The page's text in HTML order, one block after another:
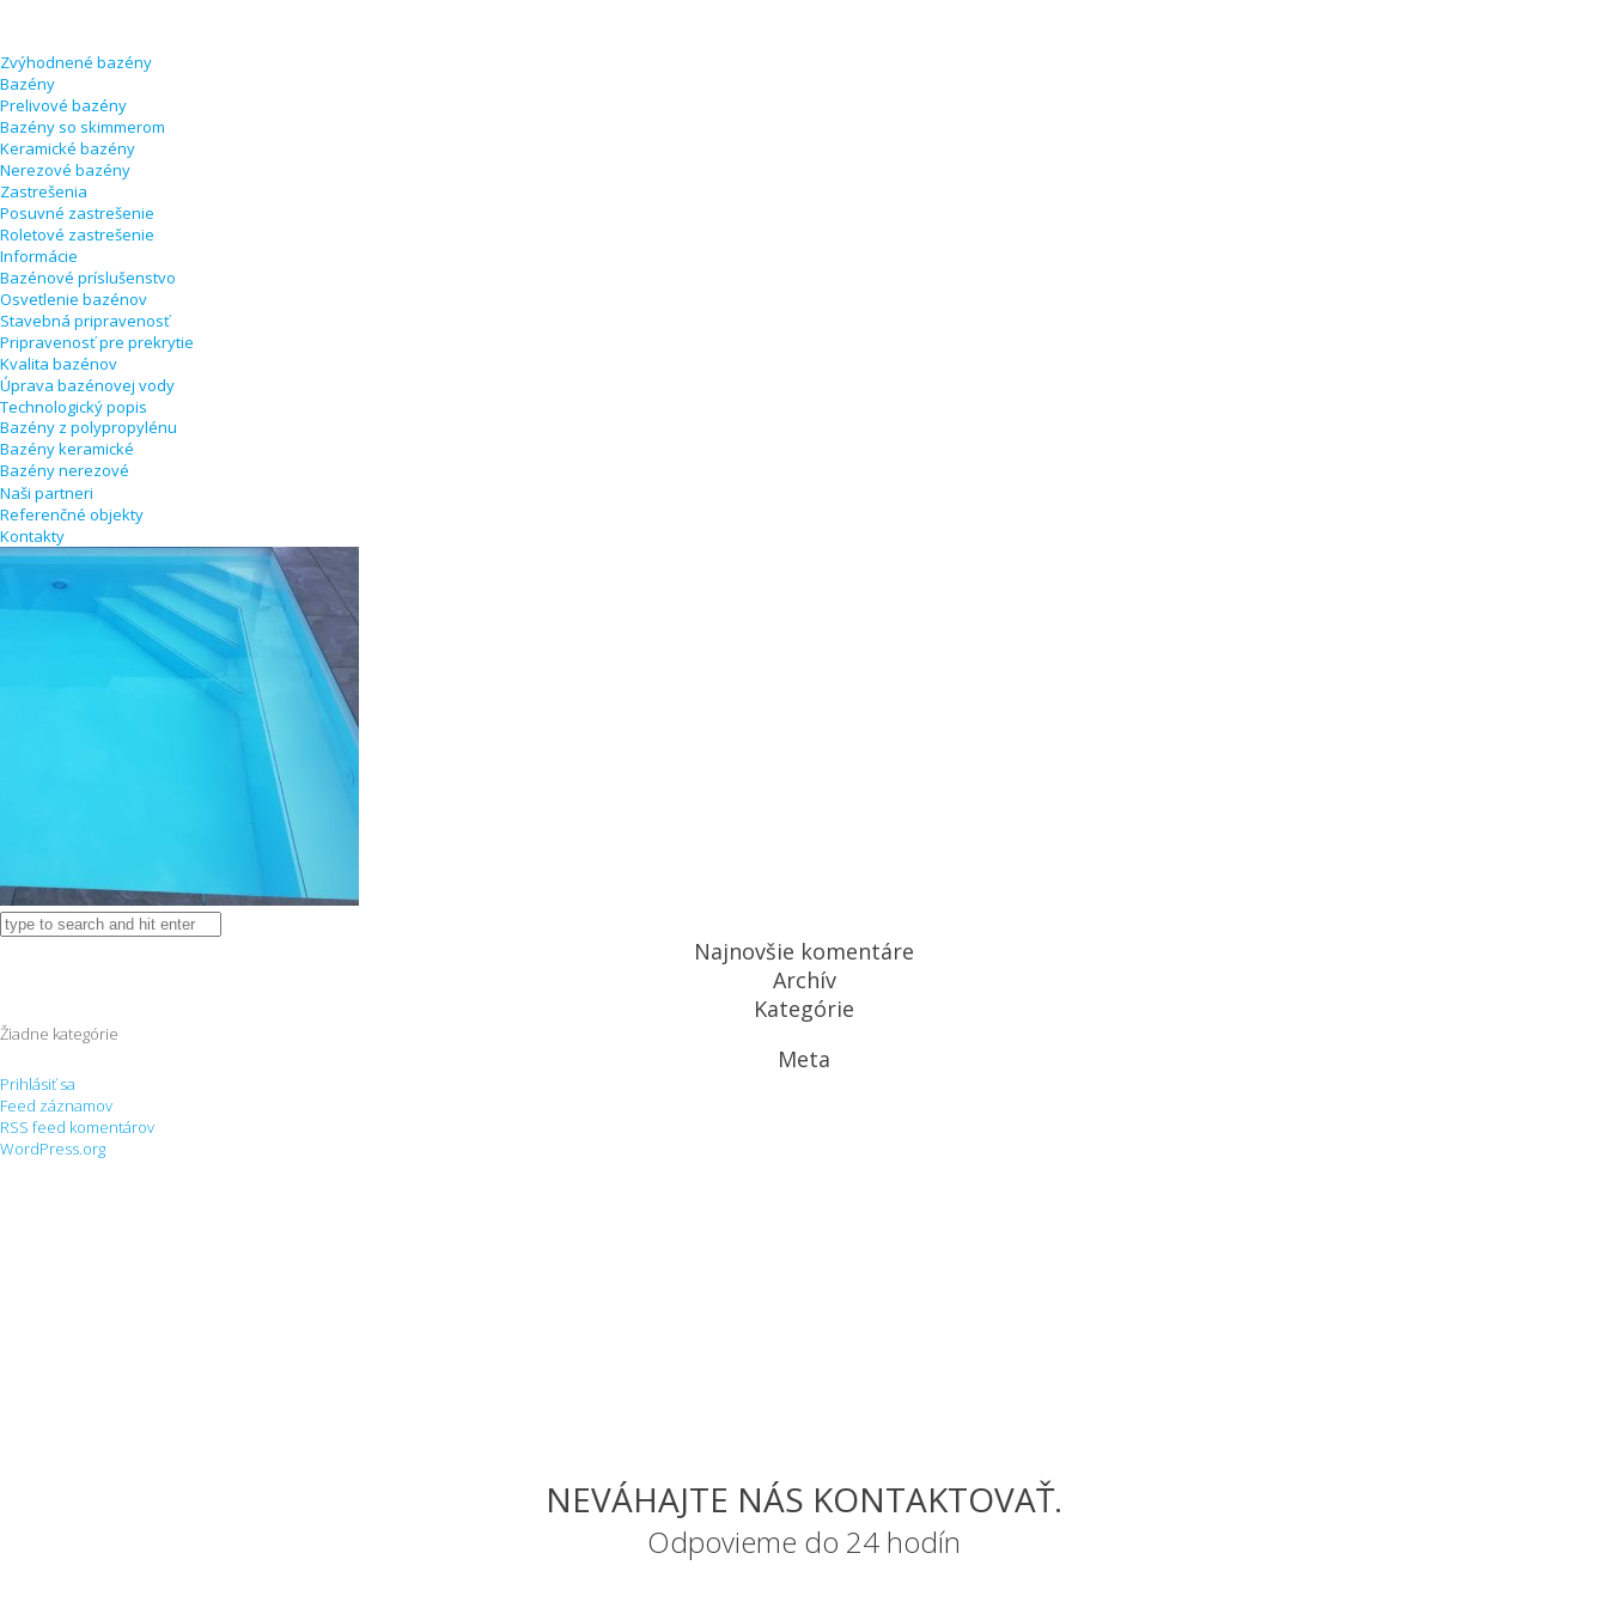
Zvýhodnené bazény
Bazény
Prelivové bazény
Bazény so skimmerom
Keramické bazény
Nerezové bazény
Zastrešenia
Posuvné zastrešenie
Roletové zastrešenie
Informácie
Bazénové príslušenstvo
Osvetlenie bazénov
Stavebná pripravenosť
Pripravenosť pre prekrytie
Kvalita bazénov
Úprava bazénovej vody
Technologický popis
Bazény z polypropylénu
Bazény keramické
Bazény nerezové
Naši partneri
Referenčné objekty
Kontakty
Najnovšie komentáre
Archív
Kategórie
Žiadne kategórie
Meta
Prihlásiť sa
Feed záznamov
RSS feed komentárov
WordPress.org
NEVÁHAJTE NÁS KONTAKTOVAŤ.
Odpovieme do 24 hodín